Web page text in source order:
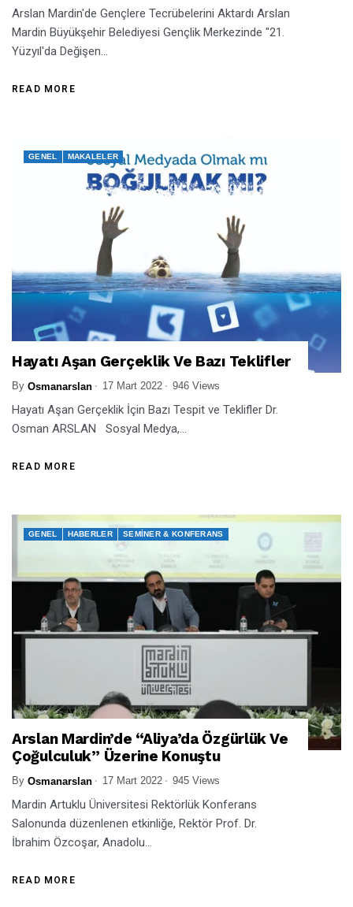
Arslan Mardin'de Gençlere Tecrübelerini Aktardı Arslan
Mardin Büyükşehir Belediyesi Gençlik Merkezinde "21.
Yüzyıl'da Değişen...
READ MORE
GENEL MAKALELER
Hayatı Aşan Gerçeklik Ve Bazı Teklifler
By Osmanarslan 17 Mart 2022 946 Views
Hayatı Aşan Gerçeklik İçin Bazı Tespit ve Teklifler Dr.
Osman ARSLAN Sosyal Medya,...
READ MORE
GENEL HABERLER SEMINER & KONFERANS
Arslan Mardin’de “Aliya’da Özgürlük Ve
Çoğulculuk” Üzerine Konuştu
By Osmanarslan 17 Mart 2022 945 Views
Mardin Artuklu Üniversitesi Rektörlük Konferans
Salonunda düzenlenen etkinliğe, Rektör Prof. Dr.
İbrahim Özcoşar, Anadolu...
READ MORE